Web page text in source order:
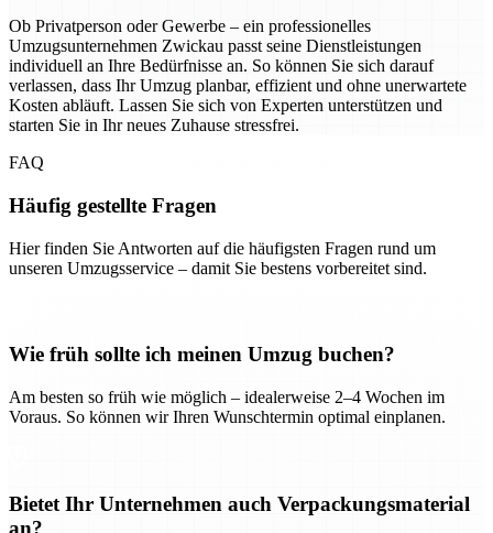
Ob Privatperson oder Gewerbe – ein professionelles
Umzugsunternehmen Zwickau passt seine Dienstleistungen
individuell an Ihre Bedürfnisse an. So können Sie sich darauf
verlassen, dass Ihr Umzug planbar, effizient und ohne unerwartete
Kosten abläuft. Lassen Sie sich von Experten unterstützen und
starten Sie in Ihr neues Zuhause stressfrei.
FAQ
Häufig gestellte Fragen
Hier finden Sie Antworten auf die häufigsten Fragen rund um
unseren Umzugsservice – damit Sie bestens vorbereitet sind.
Wie früh sollte ich meinen Umzug buchen?
Am besten so früh wie möglich – idealerweise 2–4 Wochen im
Voraus. So können wir Ihren Wunschtermin optimal einplanen.
Bietet Ihr Unternehmen auch Verpackungsmaterial
an?